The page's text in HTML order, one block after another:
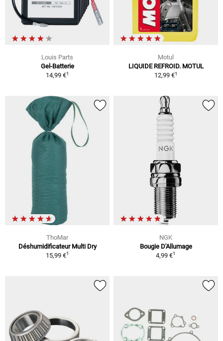
Louis Parts
Gel-Batterie
14,99 €1
Motul
LIQUIDE REFROID. MOTUL
12,99 €1
ThoMar
Déshumidificateur Multi Dry
15,99 €1
NGK
Bougie D'Allumage
4,99 €1